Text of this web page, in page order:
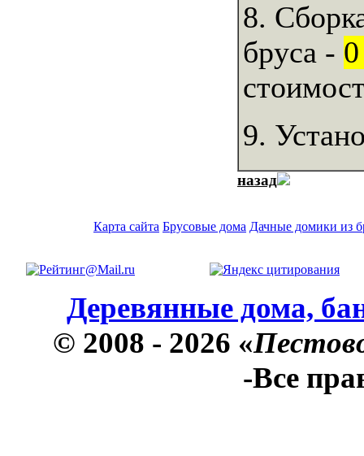
8.
бруса -
9.
назад
Карта сайта Брусовые дома Дачные домики из
Деревянные дома,
© 2008 - 2026 «
-Все